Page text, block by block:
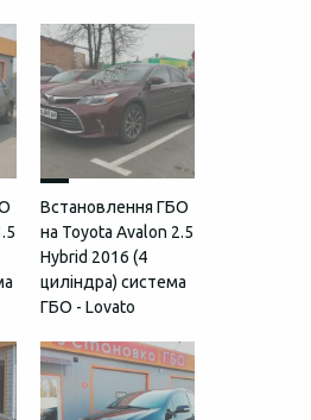
Встановлення ГБО
на Toyota Avalon 2.5
Hybrid 2016 (4
циліндра) система
ГБО - Lovato